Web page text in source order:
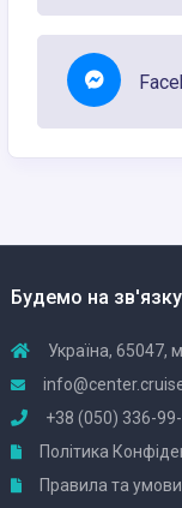
Будемо на зв'язку
Україна, 65047,
+38 (050) 336-
Політика
Правила та